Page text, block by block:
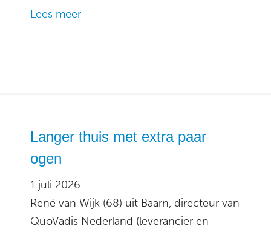
Lees meer
Langer thuis met extra paar
ogen
1 juli 2026
René van Wijk (68) uit Baarn, directeur van
QuoVadis Nederland (leverancier en